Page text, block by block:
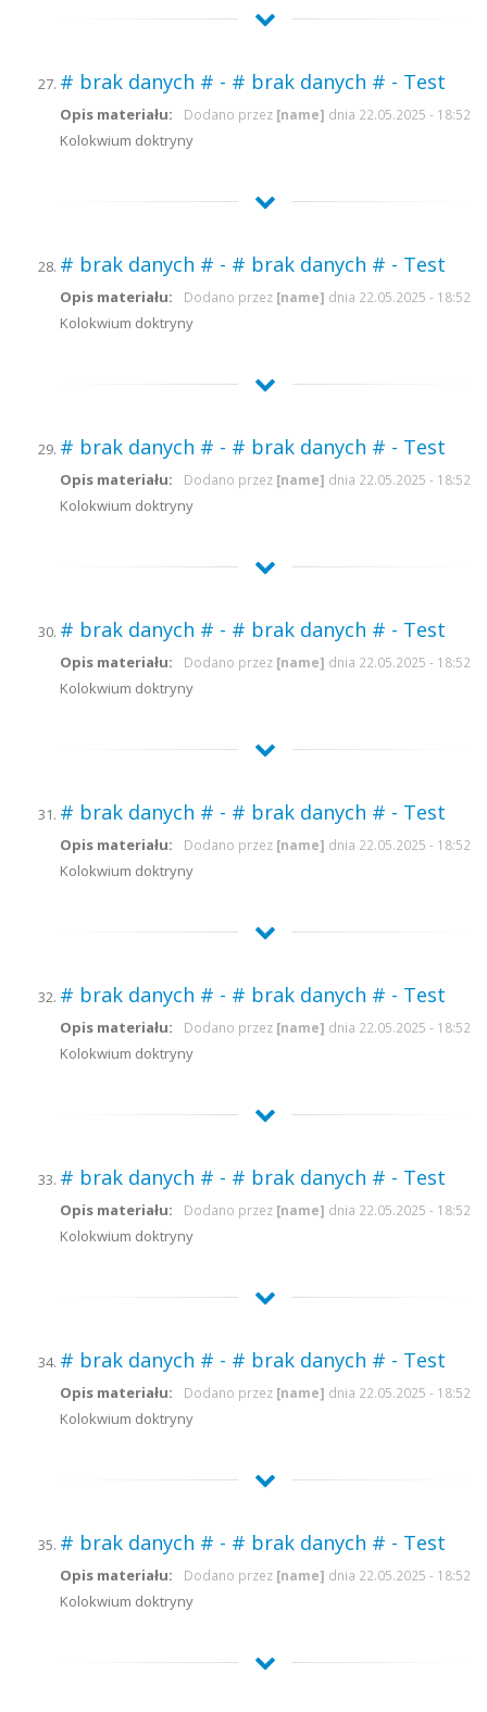
# brak danych # - # brak danych # - Test
Dodano przez [name] dnia 22.05.2025 - 18:52
Opis materiału:
Kolokwium doktryny
# brak danych # - # brak danych # - Test
Dodano przez [name] dnia 22.05.2025 - 18:52
Opis materiału:
Kolokwium doktryny
# brak danych # - # brak danych # - Test
Dodano przez [name] dnia 22.05.2025 - 18:52
Opis materiału:
Kolokwium doktryny
# brak danych # - # brak danych # - Test
Dodano przez [name] dnia 22.05.2025 - 18:52
Opis materiału:
Kolokwium doktryny
# brak danych # - # brak danych # - Test
Dodano przez [name] dnia 22.05.2025 - 18:52
Opis materiału:
Kolokwium doktryny
# brak danych # - # brak danych # - Test
Dodano przez [name] dnia 22.05.2025 - 18:52
Opis materiału:
Kolokwium doktryny
# brak danych # - # brak danych # - Test
Dodano przez [name] dnia 22.05.2025 - 18:52
Opis materiału:
Kolokwium doktryny
# brak danych # - # brak danych # - Test
Dodano przez [name] dnia 22.05.2025 - 18:52
Opis materiału:
Kolokwium doktryny
# brak danych # - # brak danych # - Test
Dodano przez [name] dnia 22.05.2025 - 18:52
Opis materiału:
Kolokwium doktryny